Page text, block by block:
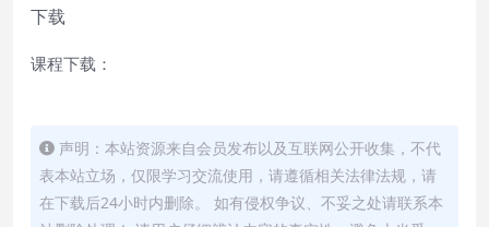
下载
课程下载：
声明：本站资源来自会员发布以及互联网公开收集，不代
表本站立场，仅限学习交流使用，请遵循相关法律法规，请
在下载后24小时内删除。 如有侵权争议、不妥之处请联系本